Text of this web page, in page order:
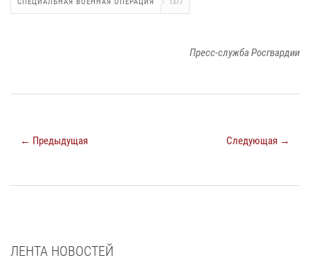
Пресс-служба Росгвардии
← Предыдущая Следующая →
ЛЕНТА НОВОСТЕЙ